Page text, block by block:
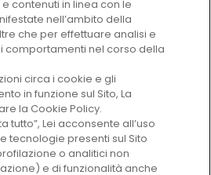
contenuti in linea con le
nell’ambito della
che per effettuare analisi e
comportamenti nel corso della
circa i cookie e gli
in funzione sul Sito, La
la Cookie Policy.
tutto”, Lei acconsente all’uso
tecnologie presenti sul Sito
o analitici non
e di funzionalità anche